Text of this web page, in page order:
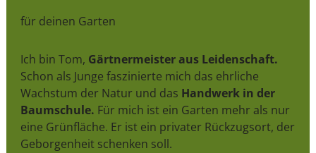
für deinen Garten
Ich bin Tom, Gärtnermeister aus Leidenschaft.
Schon als Junge faszinierte mich das ehrliche
Wachstum der Natur und das Handwerk in der
Baumschule. Für mich ist ein Garten mehr als nur
eine Grünfläche. Er ist ein privater Rückzugsort, der
Geborgenheit schenken soll.